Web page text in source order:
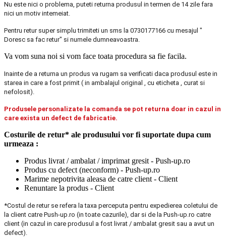
Nu este nici o problema, puteti returna produsul in termen de 14 zile fara
nici un motiv intemeiat.
Pentru retur super simplu trimiteti un sms la 0730177166 cu mesajul "
Doresc sa fac retur" si numele dumneavoastra.
Va vom suna noi si vom face toata procedura sa fie facila.
Inainte de a returna un produs va rugam sa verificati daca produsul este in
starea in care a fost primit ( in ambalajul original , cu eticheta , curat si
nefolosit).
Produsele personalizate la comanda se pot returna doar in cazul in
care exista un defect de fabricatie.
Costurile de retur* ale produsului vor fi suportate dupa cum
urmeaza :
Produs livrat / ambalat / imprimat gresit - Push-up.ro
Produs cu defect (neconform) - Push-up.ro
Marime nepotrivita aleasa de catre client - Client
Renuntare la produs - Client
*Costul de retur se refera la taxa perceputa pentru expedierea coletului de
la client catre Push-up.ro (in toate cazurile), dar si de la Push-up.ro catre
client (in cazul in care produsul a fost livrat / ambalat gresit sau a avut un
defect).